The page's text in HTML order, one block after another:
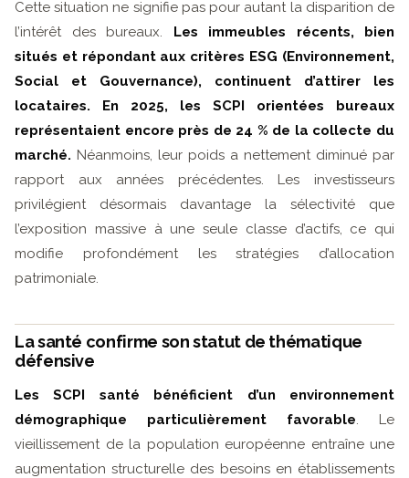
Cette situation ne signifie pas pour autant la disparition de
l’intérêt des bureaux. Les immeubles récents, bien
situés et répondant aux critères ESG (Environnement,
Social et Gouvernance), continuent d’attirer les
locataires. En 2025, les SCPI orientées bureaux
représentaient encore près de 24 % de la collecte du
marché. Néanmoins, leur poids a nettement diminué par
rapport aux années précédentes. Les investisseurs
privilégient désormais davantage la sélectivité que
l’exposition massive à une seule classe d’actifs, ce qui
modifie profondément les stratégies d’allocation
patrimoniale.
La santé confirme son statut de thématique
défensive
Les SCPI santé bénéficient d’un environnement
démographique particulièrement favorable. Le
vieillissement de la population européenne entraîne une
augmentation structurelle des besoins en établissements